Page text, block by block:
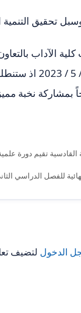
تحقيق
الآداب
الموافقين
القادسية تقيم دورة
الثاني 2022-2023 لجميع أقسام
الدخول لتضيف